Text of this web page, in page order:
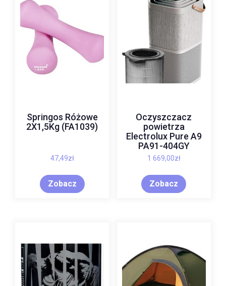
Springos Różowe
2X1,5Kg (FA1039)
47,49zł
Zobacz
Oczyszczacz
powietrza
Electrolux Pure A9
PA91-404GY
1 669,00zł
Zobacz